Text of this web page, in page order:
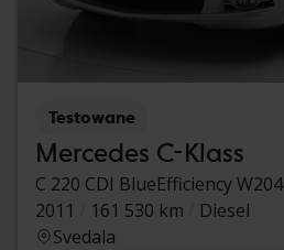
Testowane
Mercedes C-Klass
C 220 CDI BlueEfficiency W204
2011
161 530 km
Diesel
Svedala